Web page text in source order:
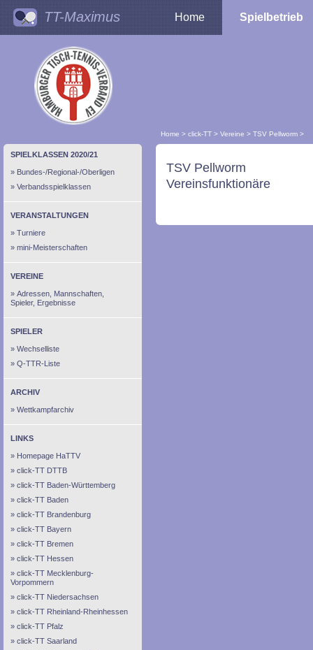
TT-Maximus Home Spielbetrieb
Home > click-TT > Vereine > TSV Pellworm >
SPIELKLASSEN 2020/21
Bundes-/Regional-/Oberligen
Verbandsspielklassen
VERANSTALTUNGEN
Turniere
mini-Meisterschaften
VEREINE
Adressen, Mannschaften,
Spieler, Ergebnisse
SPIELER
Wechselliste
Q-TTR-Liste
ARCHIV
Wettkampfarchiv
LINKS
Homepage HaTTV
click-TT DTTB
click-TT Baden-Württemberg
click-TT Baden
click-TT Brandenburg
click-TT Bayern
click-TT Bremen
click-TT Hessen
click-TT Mecklenburg-
Vorpommern
click-TT Niedersachsen
click-TT Rheinland-Rheinhessen
click-TT Pfalz
click-TT Saarland
TSV Pellworm
Vereinsfunktionäre